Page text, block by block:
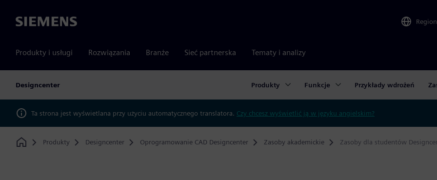
Siemens Region
Produkty i usługi Rozwiązania Branże Sieć partnerska Tematy i analizy
Designcenter Produkty Funkcje Przykłady wdrożeń
Ta strona jest wyświetlana przy użyciu automatycznego translatora. Czy chcesz wyświetlić ją w języku angielskim?
Home
Produkty Designcenter Oprogramowanie CAD Designcenter Zasoby akademickie Zasoby dla studentów